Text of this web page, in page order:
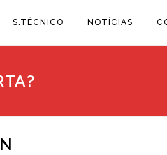
S.TÉCNICO NOTÍCIAS